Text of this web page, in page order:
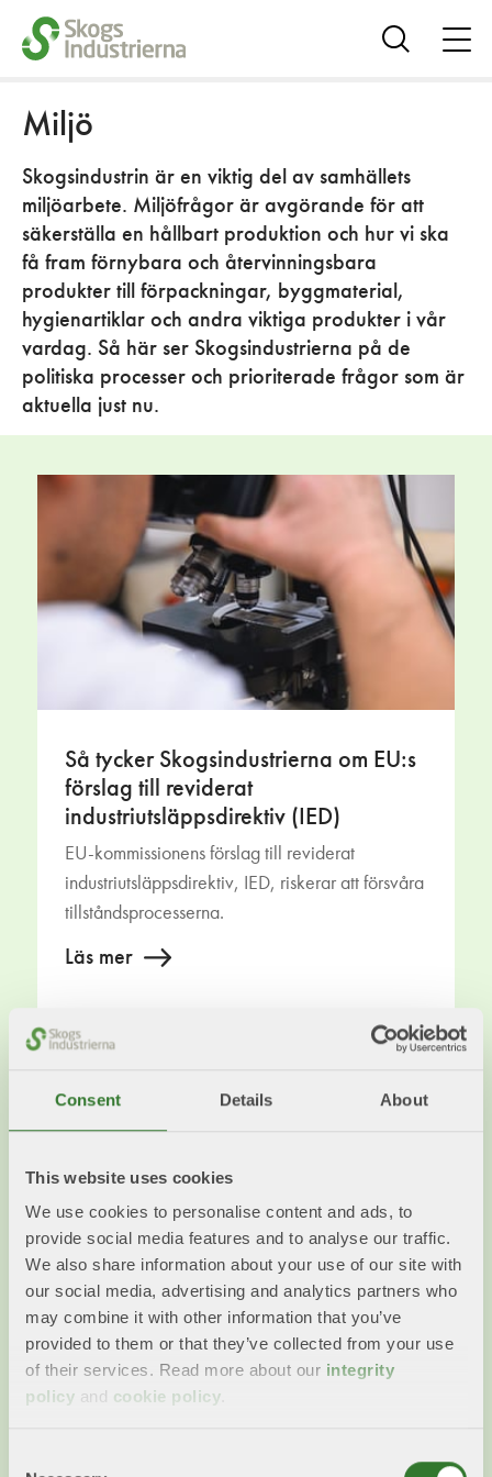
Consent Details About
This website uses cookies
We use cookies to personalise content and ads, to
provide social media features and to analyse our traffic.
We also share information about your use of our site with
our social media, advertising and analytics partners who
may combine it with other information that you’ve
provided to them or that they’ve collected from your use
of their services. Read more about our integrity
policy and cookie policy
Visa
Miljö
Skogsindustrin är en viktig del av samhällets
miljöarbete. Miljöfrågor är avgörande för att
säkerställa en hållbart produktion och hur vi ska
få fram förnybara och återvinningsbara
produkter till förpackningar, byggmaterial,
hygienartiklar och andra viktiga produkter i vår
vardag. Så här ser Skogsindustrierna på de
politiska processer och prioriterade frågor som är
aktuella just nu.
Så tycker Skogsindustrierna om EU:s
förslag till reviderat
industriutsläppsdirektiv (IED)
EU-kommissionens förslag till reviderat
industriutsläppsdirektiv, IED, riskerar att försvåra
tillståndsprocesserna.
Läs mer
Så tycker Skogsindustrierna om
miljötillståndsprocesser
Trögheten och oförutsägbarheten i dagens
framtidsinvesteringar inom svensk skogsindustri